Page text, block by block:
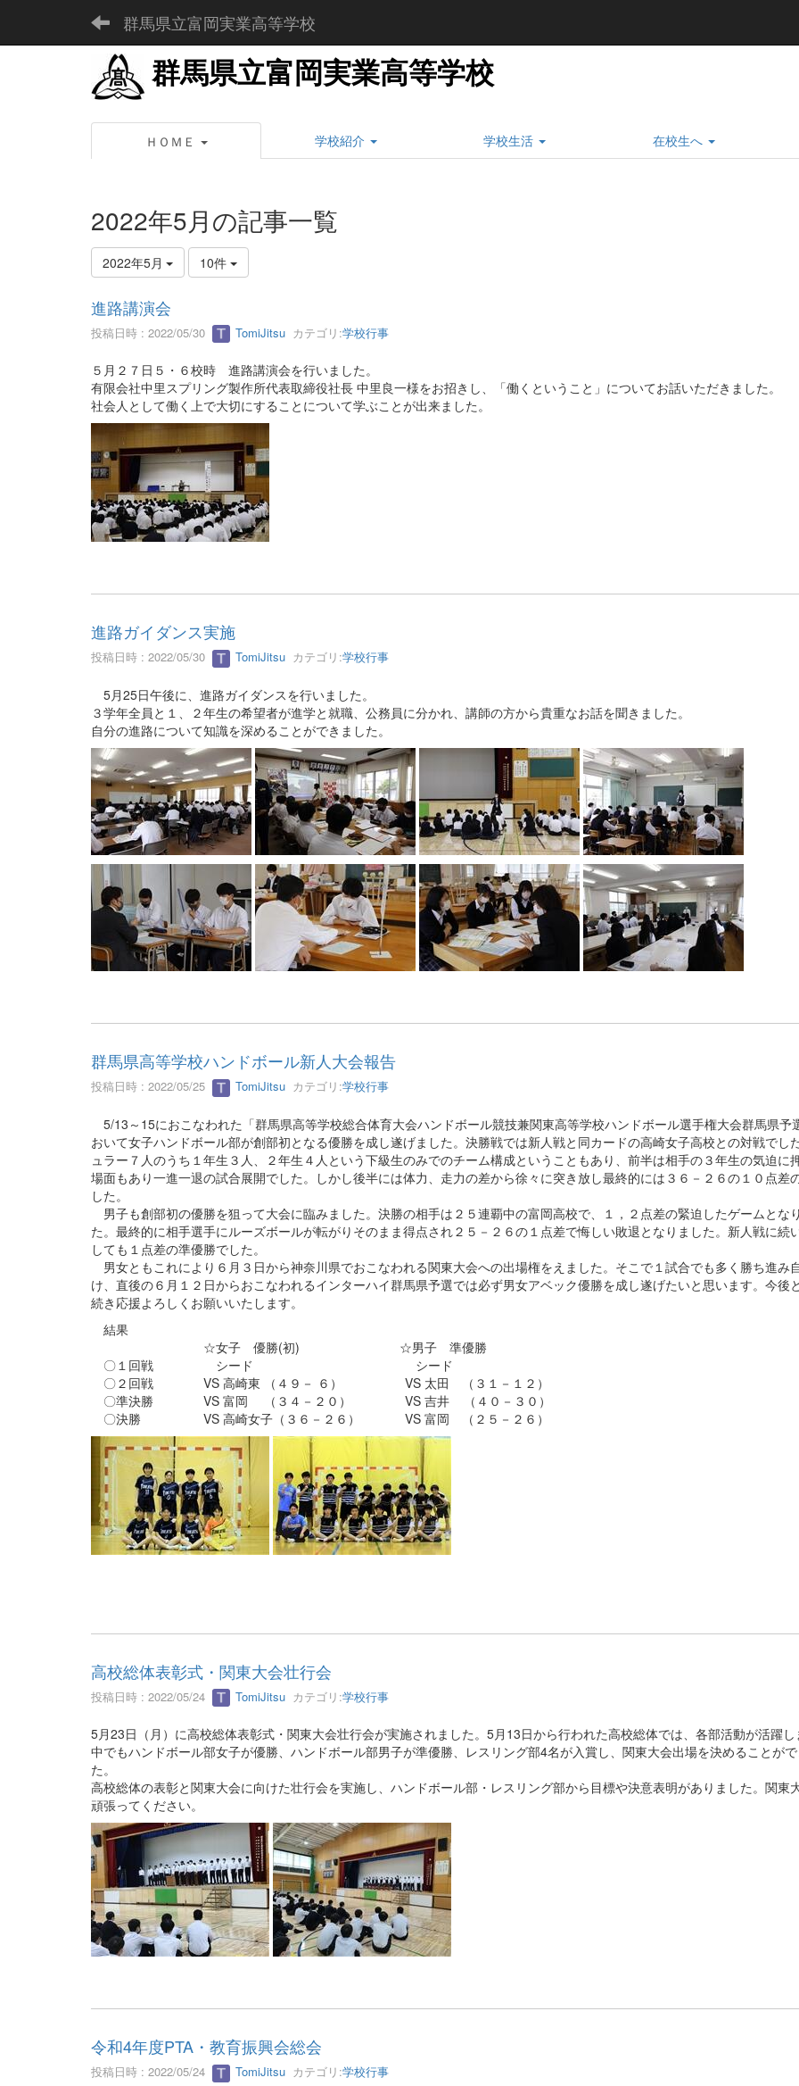
群馬県立富岡実業高等学校
群馬県立富岡実業高等学校
ＨＯＭＥ 学校紹介 学校生活 在校生へ
2022年5月の記事一覧
2022年5月 10件
進路講演会
投稿日時 : 2022/05/30 TomiJitsu カテゴリ:学校行事
５月２７日５・６校時 進路講演会を行いました。
有限会社中里スプリング製作所代表取締役社長 中里良一様をお招きし、「働くということ」についてお話いただきました。
社会人として働く上で大切にすることについて学ぶことが出来ました。
進路ガイダンス実施
投稿日時 : 2022/05/30 TomiJitsu カテゴリ:学校行事
5月25日午後に、進路ガイダンスを行いました。
３学年全員と１、２年生の希望者が進学と就職、公務員に分かれ、講師の方から貴重なお話を聞きました。
自分の進路について知識を深めることができました。
群馬県高等学校ハンドボール新人大会報告
投稿日時 : 2022/05/25 TomiJitsu カテゴリ:学校行事
5/13～15におこなわれた「群馬県高等学校総合体育大会ハンドボール競技兼関東高等学校ハンドボール選手権大会群馬県予
おいて女子ハンドボール部が創部初となる優勝を成し遂げました。決勝戦では新人戦と同カードの高崎女子高校との対戦でし
ュラー７人のうち１年生３人、２年生４人という下級生のみでのチーム構成ということもあり、前半は相手の３年生の気迫に
場面もあり一進一退の試合展開でした。しかし後半には体力、走力の差から徐々に突き放し最終的には３６－２６の１０点差
した。
男子も創部初の優勝を狙って大会に臨みました。決勝の相手は２５連覇中の富岡高校で、１，２点差の緊迫したゲームとな
た。最終的に相手選手にルーズボールが転がりそのまま得点され２５－２６の１点差で悔しい敗退となりました。新人戦に続
しても１点差の準優勝でした。
男女ともこれにより６月３日から神奈川県でおこなわれる関東大会への出場権をえました。そこで１試合でも多く勝ち進み
け、直後の６月１２日からおこなわれるインターハイ群馬県予選では必ず男女アベック優勝を成し遂げたいと思います。今後
続き応援よろしくお願いいたします。
結果
☆女子 優勝(初) ☆男子 準優勝
〇１回戦 シード シード
〇２回戦 VS 高崎東 （４９－ ６） VS 太田 （３１－１２）
〇準決勝 VS 富岡 （３４－２０） VS 吉井 （４０－３０）
〇決勝 VS 高崎女子（３６－２６） VS 富岡 （２５－２６）
高校総体表彰式・関東大会壮行会
投稿日時 : 2022/05/24 TomiJitsu カテゴリ:学校行事
5月23日（月）に高校総体表彰式・関東大会壮行会が実施されました。5月13日から行われた高校総体では、各部活動が活躍し
中でもハンドボール部女子が優勝、ハンドボール部男子が準優勝、レスリング部4名が入賞し、関東大会出場を決めることが
た。
高校総体の表彰と関東大会に向けた壮行会を実施し、ハンドボール部・レスリング部から目標や決意表明がありました。関東
頑張ってください。
令和4年度PTA・教育振興会総会
投稿日時 : 2022/05/24 TomiJitsu カテゴリ:学校行事